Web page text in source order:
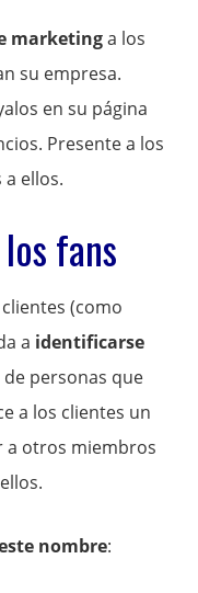
marketinga los
su empresa.
en su página
Presente a los
ellos.
fans
(como
a identificarse
de personas que
a los clientes un
a otros miembros
nombre: